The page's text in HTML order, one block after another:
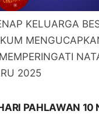
KELUARGA
2025
PAHLAWAN 10